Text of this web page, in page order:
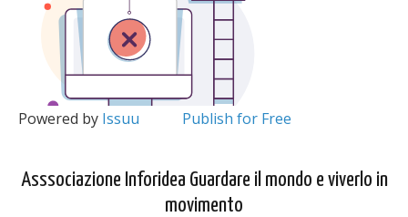
Powered by Issuu Publish for Free
Asssociazione Inforidea Guardare il mondo e viverlo in
movimento